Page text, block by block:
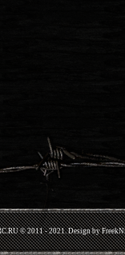
© 2011 - 2021. Design by